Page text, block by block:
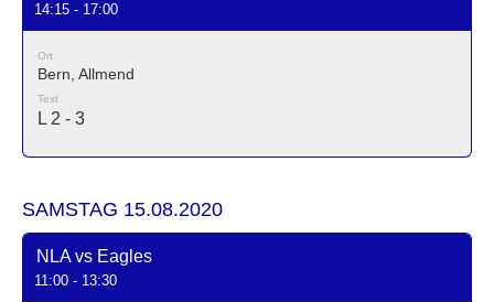
14:15 - 17:00
Ort
Bern, Allmend
Text
L 2 - 3
SAMSTAG 15.08.2020
NLA vs Eagles
11:00 - 13:30